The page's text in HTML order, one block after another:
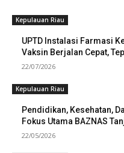
Kepulauan Riau
UPTD Instalasi Farmasi
Vaksin Berjalan Cepat,
22/07/2026
Kepulauan Riau
Pendidikan, Kesehatan,
Fokus Utama BAZNAS
22/05/2026